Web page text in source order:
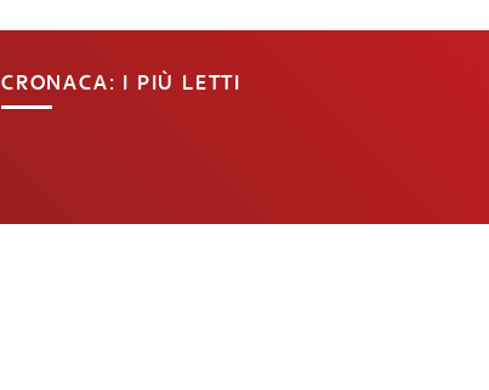
CRONACA: I PIÙ LETTI